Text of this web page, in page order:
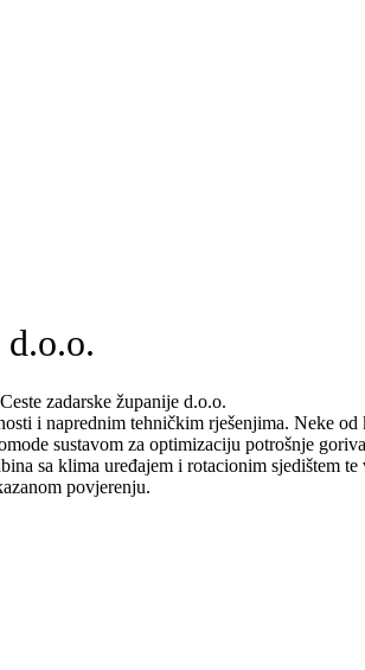
zadarske županije d.o.o.
i naprednim tehničkim rješenjima. Neke
sustavom za optimizaciju potrošnje
sa klima uređajem i rotacionim sjedištem
povjerenju.